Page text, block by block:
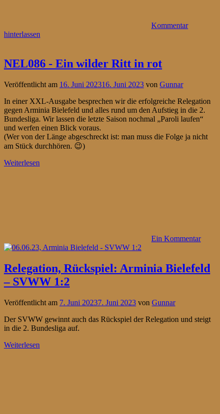
Kommentar
hinterlassen
NEL086 - Ein wilder Ritt in rot
Veröffentlicht am 16. Juni 202316. Juni 2023 von Gunnar
In einer XXL-Ausgabe besprechen wir die erfolgreiche Relegation
gegen Arminia Bielefeld und alles rund um den Aufstieg in die 2.
Bundesliga. Wir lassen die letzte Saison nochmal „Paroli laufen“
und werfen einen Blick voraus.
(Wer von der Länge abgeschreckt ist: man muss die Folge ja nicht
am Stück durchhören. 😉)
Weiterlesen
Ein Kommentar
Relegation, Rückspiel: Arminia Bielefeld
– SVWW 1:2
Veröffentlicht am 7. Juni 20237. Juni 2023 von Gunnar
Der SVWW gewinnt auch das Rückspiel der Relegation und steigt
in die 2. Bundesliga auf.
Weiterlesen